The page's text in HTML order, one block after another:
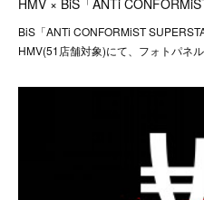
BiS「ANTi CONFORMiST
HMV(51店舗対象)にて、フォトパネ